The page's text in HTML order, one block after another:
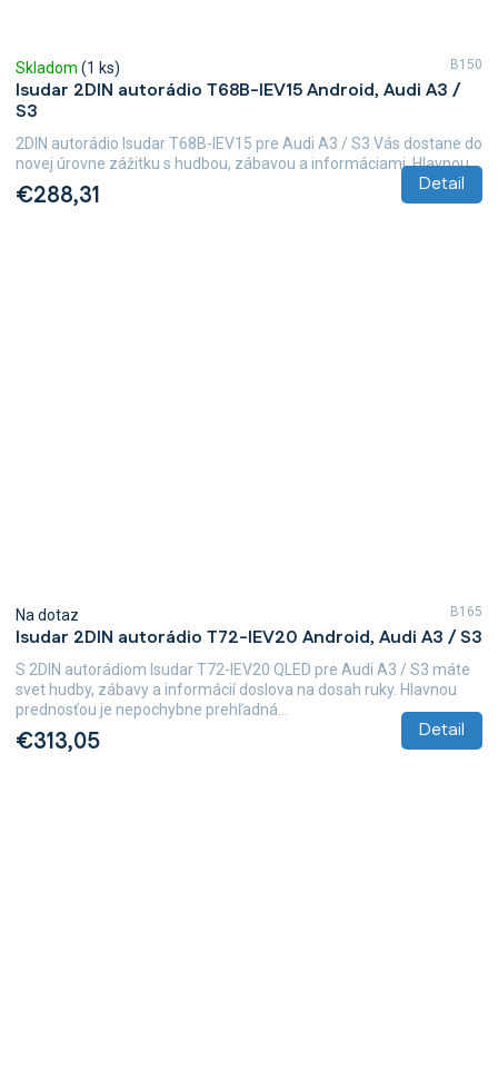
Isudar 2DIN autorádio T68B-IEV15 Android, Audi A3 /
S3
Skladom (1 ks)
€288,31 Detail
2DIN autorádio Isudar T68B-IEV15 pre Audi A3 / S3 Vás dostane do
novej úrovne zážitku s hudbou, zábavou a informáciami. Hlavnou...
B150
Isudar 2DIN autorádio T72-IEV20 Android, Audi A3 / S3
Na dotaz
€313,05 Detail
S 2DIN autorádiom Isudar T72-IEV20 QLED pre Audi A3 / S3 máte
svet hudby, zábavy a informácií doslova na dosah ruky. Hlavnou
prednosťou je nepochybne prehľadná...
B165